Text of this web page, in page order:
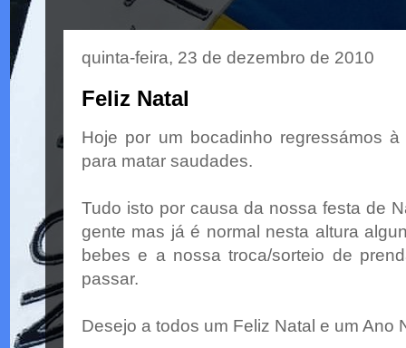
quinta-feira, 23 de dezembro de 2010
Feliz Natal
Hoje por um bocadinho regressámos
para matar saudades.
Tudo isto por causa da nossa festa de
gente mas já é normal nesta altura
bebes e a nossa troca/sorteio de
passar.
Desejo a todos um Feliz Natal e um Ano